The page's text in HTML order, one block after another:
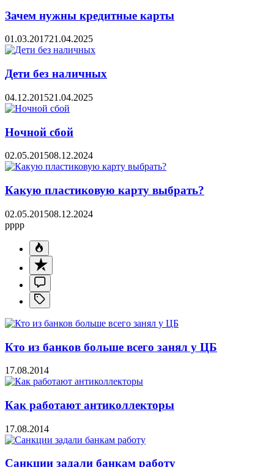
Зачем нужны кредитные карты
01.03.201721.04.2025
Дети без наличных
04.12.201521.04.2025
Ночной сбой
02.05.201508.12.2024
Какую пластиковую карту выбрать?
02.05.201508.12.2024
pppp
Кто из банков больше всего занял у ЦБ
17.08.2014
Как работают антиколлекторы
17.08.2014
Санкции задали банкам работу